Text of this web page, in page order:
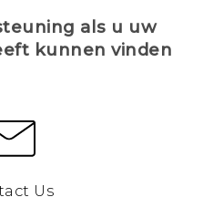
als u uw
kunnen vinden
Us